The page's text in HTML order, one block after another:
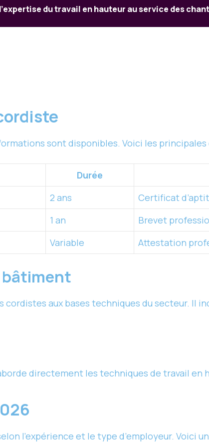
du travail en hauteur au service des
sont disponibles. Voici les principales
Durée
2 ans
Certificat
1 an
Brevet
Variable Attestation
bâtiment
aux bases techniques du secteur. Il
directement les techniques de travail en
l’expérience et le type d’employeur. Voici